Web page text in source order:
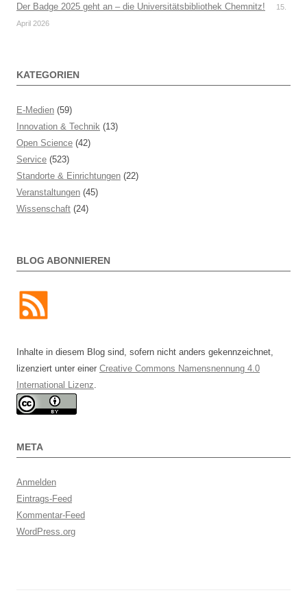
Der Badge 2025 geht an – die Universitätsbibliothek Chemnitz!
15.
April 2026
KATEGORIEN
E-Medien (59)
Innovation & Technik (13)
Open Science (42)
Service (523)
Standorte & Einrichtungen (22)
Veranstaltungen (45)
Wissenschaft (24)
BLOG ABONNIEREN
Inhalte in diesem Blog sind, sofern nicht anders gekennzeichnet,
lizenziert unter einer Creative Commons Namensnennung 4.0
International Lizenz
META
Anmelden
Eintrags-Feed
Kommentar-Feed
WordPress.org